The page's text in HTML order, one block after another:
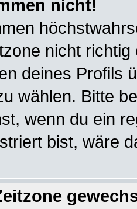
nicht!
nicht
deines Profils
wählen. Bitte
wenn du ein
bist, wäre